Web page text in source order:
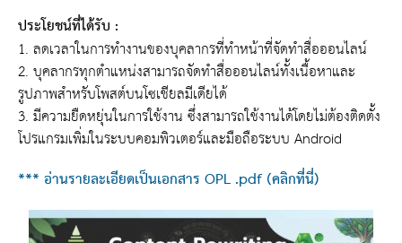
ประโยชน์ที่ได้รับ :
1. ลดเวลาในการทำงานของบุคลากรที่ทำหน้าที่จัดทำสื่อออนไลน์
2. บุคลากรทุกตำแหน่งสามารถจัดทำสื่อออนไลน์ทั้งเนื้อหาและ
รูปภาพสำหรับโพสต์บนโซเชียลมีเดียได้
3. มีความยืดหยุ่นในการใช้งาน ซึ่งสามารถใช้งานได้โดยไม่ต้องติดตั้ง
โปรแกรมเพิ่มในระบบคอมพิวเตอร์และมือถือระบบ Android
*** อ่านรายละเอียดเป็นเอกสาร OPL .pdf (คลิกที่นี่)